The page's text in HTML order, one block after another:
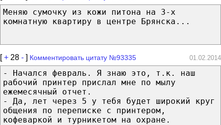
Меняю сумочку из кожи питона на 3-х
комнатную квартиру в центре Брянска...
[+ 28 - ] Комментировать цитату №93335 01.02.2014
- Начался февраль. Я знаю это, т.к. наш
рабочий принтер прислал мне по мылу
ежемесячный отчет.
- Да, лет через 5 у тебя будет широкий круг
общения по переписке с принтером,
кофеваркой и турникетом на охране.